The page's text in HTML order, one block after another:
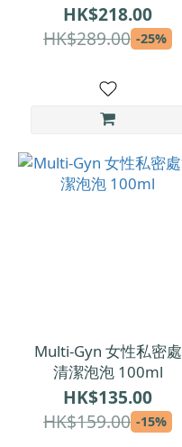
HK$218.00
HK$289.00 -25%
Multi-Gyn 女性私密處
清潔泡泡 100ml
HK$135.00
HK$159.00 -15%